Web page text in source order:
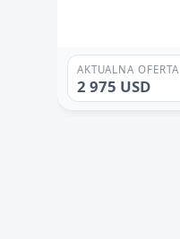
AKTUALNA OFERTA
2 975 USD